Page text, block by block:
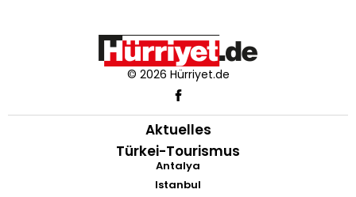
© 2026 Hürriyet.de
Aktuelles
Türkei-Tourismus
Antalya
Istanbul